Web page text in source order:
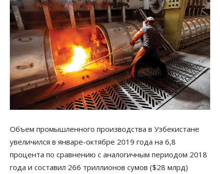
Объем промышленного производства в Узбекистане
увеличился в январе-октябре 2019 года на 6,8
процента по сравнению с аналогичным периодом 2018
года и составил 266 триллионов сумов ($28 млрд)